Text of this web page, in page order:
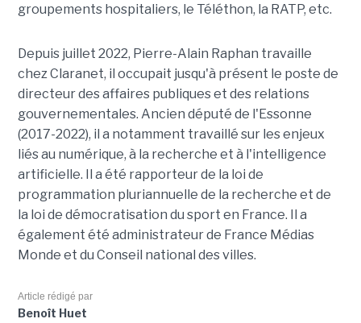
groupements hospitaliers, le Téléthon, la RATP, etc.
Depuis juillet 2022, Pierre-Alain Raphan travaille
chez Claranet, il occupait jusqu'à présent le poste de
directeur des affaires publiques et des relations
gouvernementales. Ancien député de l'Essonne
(2017-2022), il a notamment travaillé sur les enjeux
liés au numérique, à la recherche et à l'intelligence
artificielle. Il a été rapporteur de la loi de
programmation pluriannuelle de la recherche et de
la loi de démocratisation du sport en France. Il a
également été administrateur de France Médias
Monde et du Conseil national des villes.
Article rédigé par
Benoît Huet